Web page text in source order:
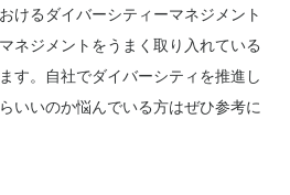
けるダイバーシティーマネジメント
ネジメントをうまく取り入れている
す。自社でダイバーシティを推進し
いいのか悩んでいる方はぜひ参考に